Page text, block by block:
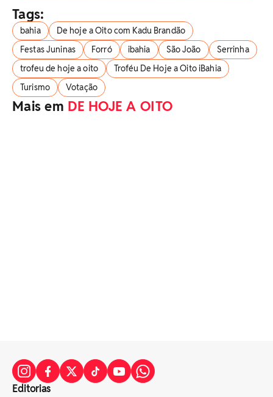
Tags:
bahia
De hoje a Oito com Kadu Brandão
Festas Juninas
Forró ibahia São João
Serrinha
trofeu de hoje a oito
Troféu De Hoje a Oito iBahia
Turismo
Votação
Mais em DE HOJE A OITO
Editorias